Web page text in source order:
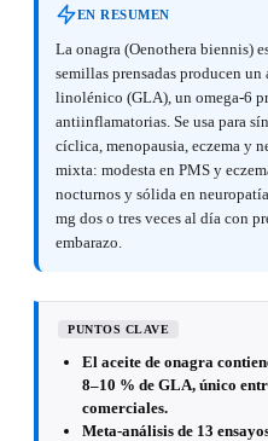
EN RESUMEN
La onagra (Oenothera biennis)
semillas prensadas producen
linolénico (GLA), un omega-6
antiinflamatorias. Se usa para
cíclica, menopausia, eczema y
mixta: modesta en PMS y
nocturnos y sólida en
mg dos o tres veces al día con
embarazo.
PUNTOS CLAVE
El aceite de onagra
8–10 % de GLA, único
comerciales.
Meta-análisis de 13